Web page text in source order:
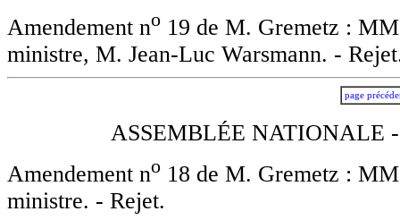
Amendement no 19 de M. Gremetz :
ministre, M. Jean-Luc Warsmann. -
page
ASSEMBLÉE NATIONALE
Amendement no 18 de M. Gremetz :
ministre. - Rejet.